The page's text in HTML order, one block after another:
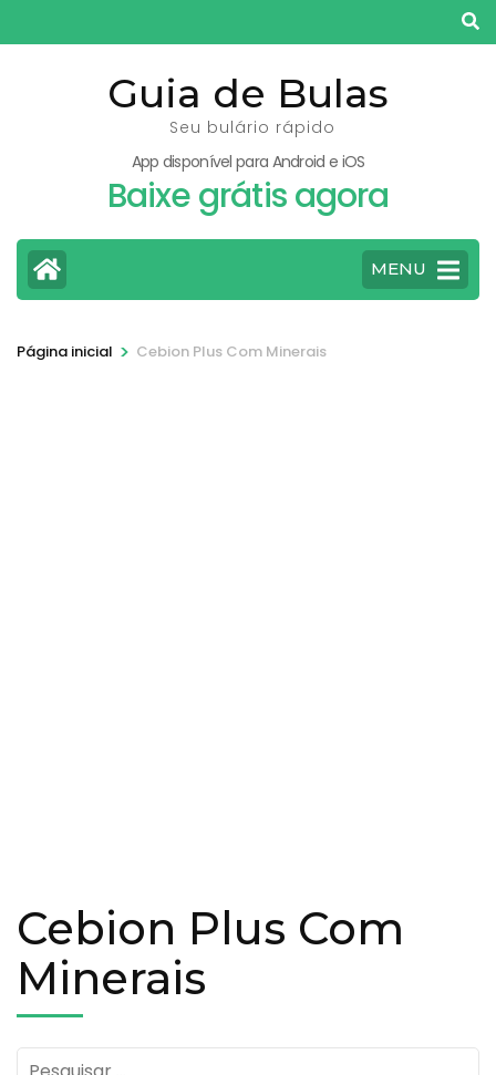
para
Guia de Bulas
Seu bulário rápido
App disponível para Android e iOS
Baixe grátis agora
MENU
Página inicial > Cebion Plus Com Minerais
Cebion Plus Com
Minerais
Pesquisar